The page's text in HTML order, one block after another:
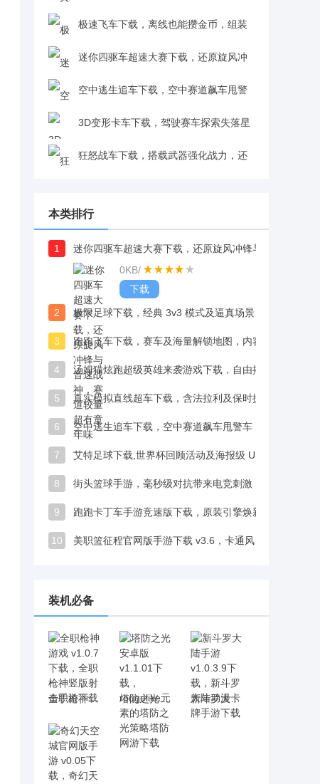
时捷名车，赢比赛赚金币升级车1.0.0
极速飞车下载，离线也能攒金币，组装
推进器提性能超方便v1.1.0
迷你四驱车超速大赛下载，还原旋风冲
锋与音速战神，赛道较量超有童年味v1.0.0
空中逃生追车下载，空中赛道飙车甩警
车，惊险障碍物超有畅快感v1.0.1
3D变形卡车下载，驾驶赛车探索失落星
球，灵活变形过关卡超刺激v1.2.1
狂怒战车下载，搭载武器强化战力，还
本类排行
1
0KB/
下载
2
3
4
5
6
7
8
9
10
装机必备
全职枪神游戏 v1.0.7下载，全职枪神竖版射击手游下载 塔防之光安卓版 v1.1.01下载，rougelike元素的塔防之光策略塔防网游下载 新斗罗大陆手游 v1.0.3.9下载，新斗罗大陆动漫卡牌手游下载